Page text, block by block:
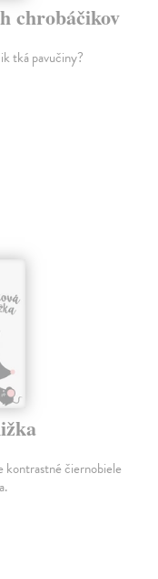
chrobáčikov
tká pavučiny?
kontrastné čiernobiele